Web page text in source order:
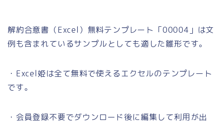
解約合意書（Excel）無料テンプレート「00004」は文
例も含まれているサンプルとしても適した雛形です。
・Excel姫は全て無料で使えるエクセルのテンプレート
です。
・会員登録不要でダウンロード後に編集して利用が出